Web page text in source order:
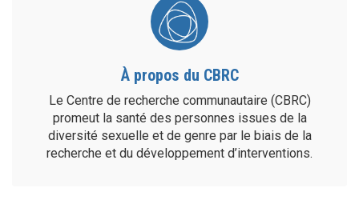
À propos du CBRC
Le Centre de recherche communautaire (CBRC)
promeut la santé des personnes issues de la
diversité sexuelle et de genre par le biais de la
recherche et du développement d’interventions.